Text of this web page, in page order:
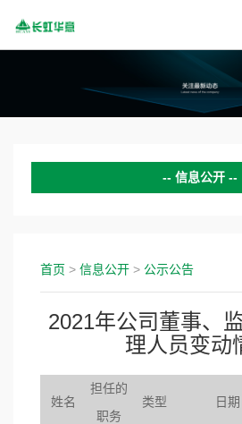
信息公开
证券公告
新闻活动
公示公告
首页 > 信息公开 > 公示公告
2021年公司董事、
理人员变动
姓名
担任的
职务
类型 日期